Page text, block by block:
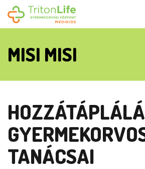
MISI MISI
TANÁCSAI